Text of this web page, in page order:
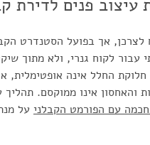
פנים לדירת
לצרכן, אך בפועל הסטנדרט
לקוח גנרי, ולא מתוך
החלל אינה אופטימלית,
אינו ממוקסם. תהליך
עם הפורמט הקבלני על